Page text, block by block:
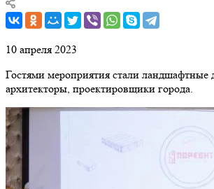
10 апреля 2023
Гостями мероприятия стали ландшафтные
архитекторы, проектировщики города.